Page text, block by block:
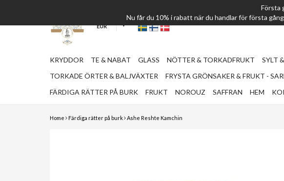
Första
Nu får du 10% i rabatt när du handlar för första
Home Färdiga rätter på burk Ashe Reshte Kamchin
EUR
KRYDDOR TE & NABAT GLASS NÖTTER & TORKADFRUKT SYLT
TORKADE ÖRTER & BALJVÄXTER
FRYSTA GRÖNSAKER & FRUKT -
FÄRDIGA RÄTTER PÅ BURK
FRUKT NOROUZ SAFFRAN HEM